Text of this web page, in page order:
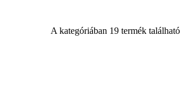
A kategóriában 19 termék